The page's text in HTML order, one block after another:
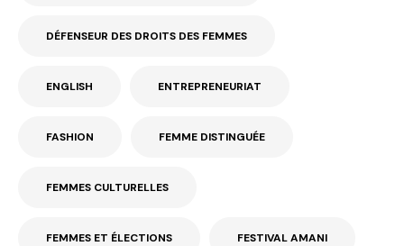
DÉFENSEUR DES DROITS DES FEMMES
ENGLISH ENTREPRENEURIAT
FASHION FEMME DISTINGUÉE
FEMMES CULTURELLES
FEMMES ET ÉLECTIONS FESTIVAL AMANI